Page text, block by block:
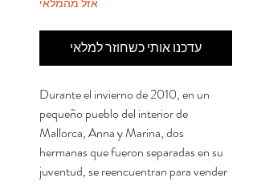
אזל מהמלאי
עדכנו אותי כשחוזר למלאי
Durante el invierno de 2010, en un
pequeño pueblo del interior de
Mallorca, Anna y Marina, dos
hermanas que fueron separadas en su
juventud, se reencuentran para vender